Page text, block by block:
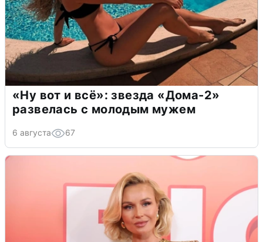
«Ну вот и всё»: звезда «Дома-2»
развелась с молодым мужем
6 августа 67